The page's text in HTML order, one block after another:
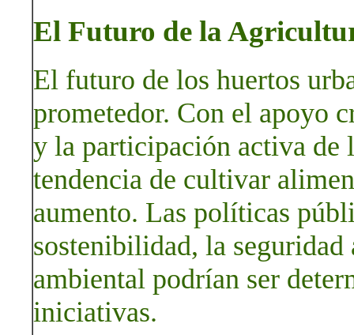
El Futuro de la
El futuro de los huertos
prometedor. Con el apoyo
y la participación activa de
tendencia de cultivar
aumento. Las políticas
sostenibilidad, la
ambiental podrían ser
iniciativas.